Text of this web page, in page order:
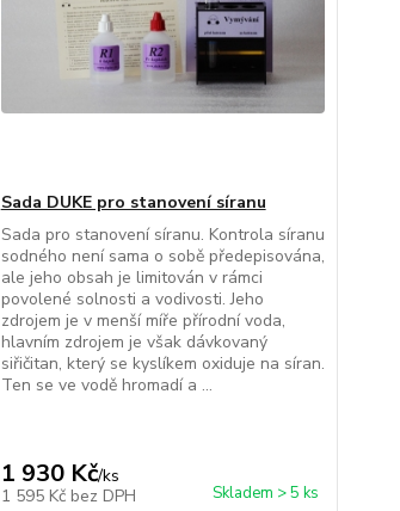
Sada DUKE pro stanovení síranu
Sada pro stanovení síranu. Kontrola síranu
sodného není sama o sobě předepisována,
ale jeho obsah je limitován v rámci
povolené solnosti a vodivosti. Jeho
zdrojem je v menší míře přírodní voda,
hlavním zdrojem je však dávkovaný
siřičitan, který se kyslíkem oxiduje na síran.
Ten se ve vodě hromadí a ...
1 930 Kč/ks
1 595 Kč bez DPH Skladem > 5 ks